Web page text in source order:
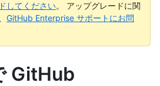
してください。 アップグレードに関
GitHub Enterprise サポートにお問
GitHub